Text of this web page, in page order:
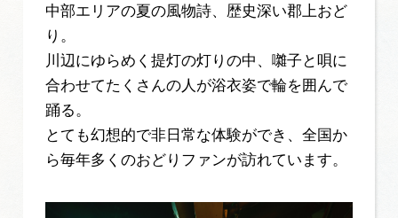
中部エリアの夏の風物詩、歴史深い郡上おど
り。
川辺にゆらめく提灯の灯りの中、囃子と唄に
合わせてたくさんの人が浴衣姿で輪を囲んで
踊る。
とても幻想的で非日常な体験ができ、全国か
ら毎年多くのおどりファンが訪れています。